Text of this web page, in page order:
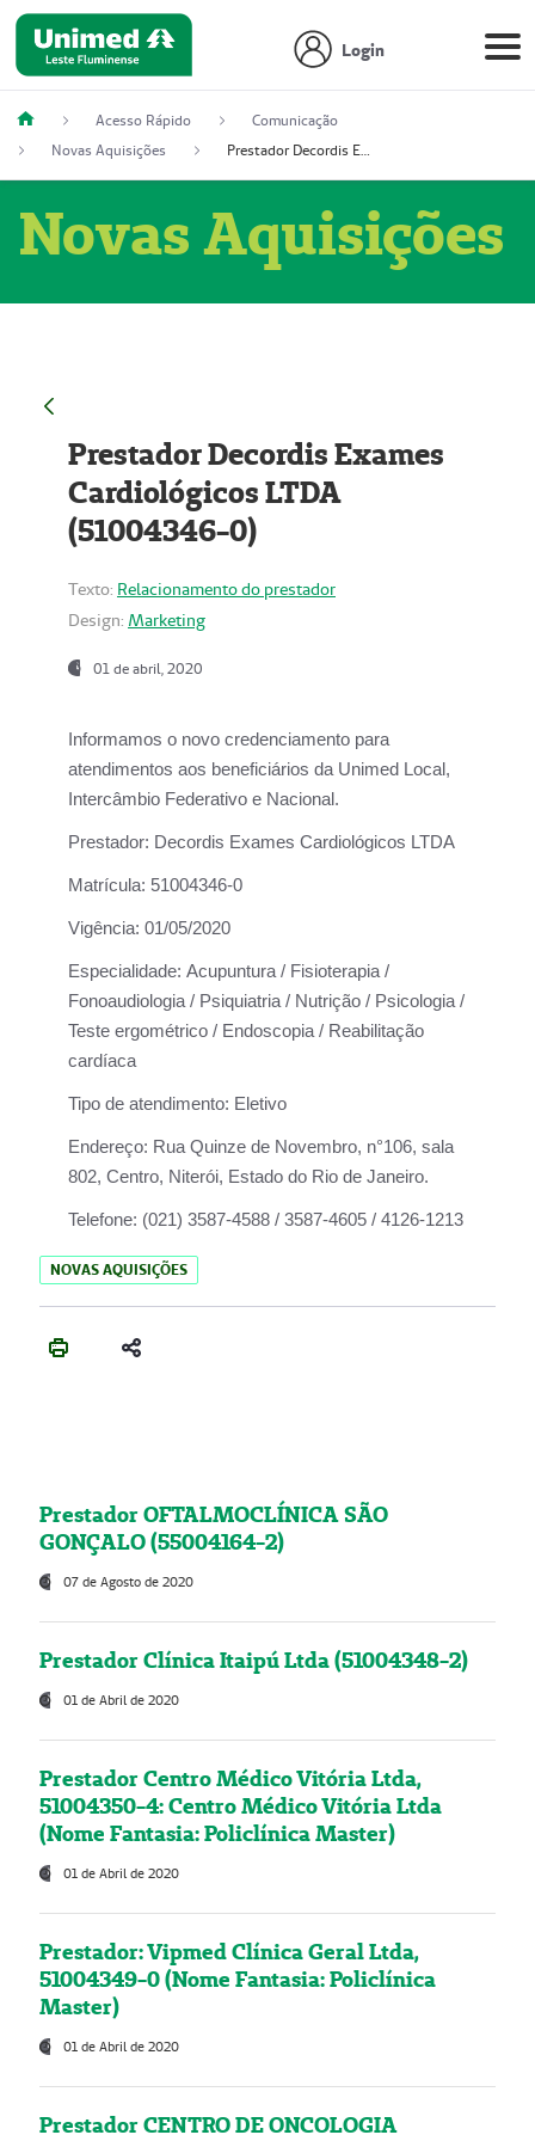
Login
Acesso Rápido
Comunicação
Novas Aquisições
Prestador Decordis Exames Cardiológicos LTDA (51004346-0)
Novas Aquisições
Prestador Decordis Exames
Cardiológicos LTDA
(51004346-0)
Texto: Relacionamento do prestador
Design: Marketing
01 de abril, 2020
Informamos o novo credenciamento para
atendimentos aos beneficiários da Unimed Local,
Intercâmbio Federativo e Nacional.
Prestador: Decordis Exames Cardiológicos LTDA
Matrícula: 51004346-0
Vigência: 01/05/2020
Especialidade: Acupuntura / Fisioterapia /
Fonoaudiologia / Psiquiatria / Nutrição / Psicologia /
Teste ergométrico / Endoscopia / Reabilitação
cardíaca
Tipo de atendimento: Eletivo
Endereço: Rua Quinze de Novembro, n°106, sala
802, Centro, Niterói, Estado do Rio de Janeiro.
Telefone: (021) 3587-4588 / 3587-4605 / 4126-1213
NOVAS AQUISIÇÕES
Prestador OFTALMOCLÍNICA SÃO
GONÇALO (55004164-2)
07 de Agosto de 2020
Prestador Clínica Itaipú Ltda (51004348-2)
01 de Abril de 2020
Prestador Centro Médico Vitória Ltda,
51004350-4: Centro Médico Vitória Ltda
(Nome Fantasia: Policlínica Master)
01 de Abril de 2020
Prestador: Vipmed Clínica Geral Ltda,
51004349-0 (Nome Fantasia: Policlínica
Master)
01 de Abril de 2020
Prestador CENTRO DE ONCOLOGIA